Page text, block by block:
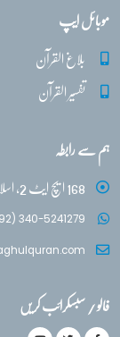
موبائل ایپ
بلاغ القرآن
تفسیر القرآن
ہم سے رابطہ
168 ایچ ایٹ 2، اسلام آباد
340-5241279
فالو / سبسکرائب کریں